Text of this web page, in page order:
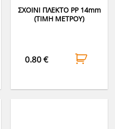
ΣΧΟΙΝΙ ΠΛΕΚΤΟ PP 14mm
(ΤΙΜΗ ΜΕΤΡΟΥ)
0.80€